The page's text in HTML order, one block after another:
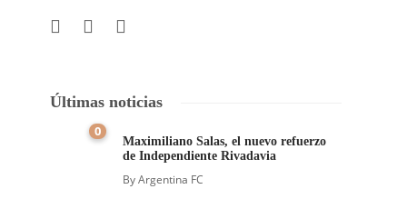
Últimas noticias
0
Maximiliano Salas, el nuevo refuerzo
de Independiente Rivadavia
ByArgentina FC